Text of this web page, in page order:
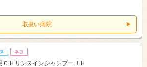
取扱い病院
ＣＨリンスインシャンプーＪＨ